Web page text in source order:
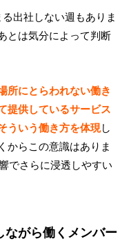
出社しない週もありま
とは気分によって判断
所にとらわれない働き
提供しているサービス
ういう働き方を体現し
からこの意識はありま
でさらに浸透しやすい
ながら働くメンバー